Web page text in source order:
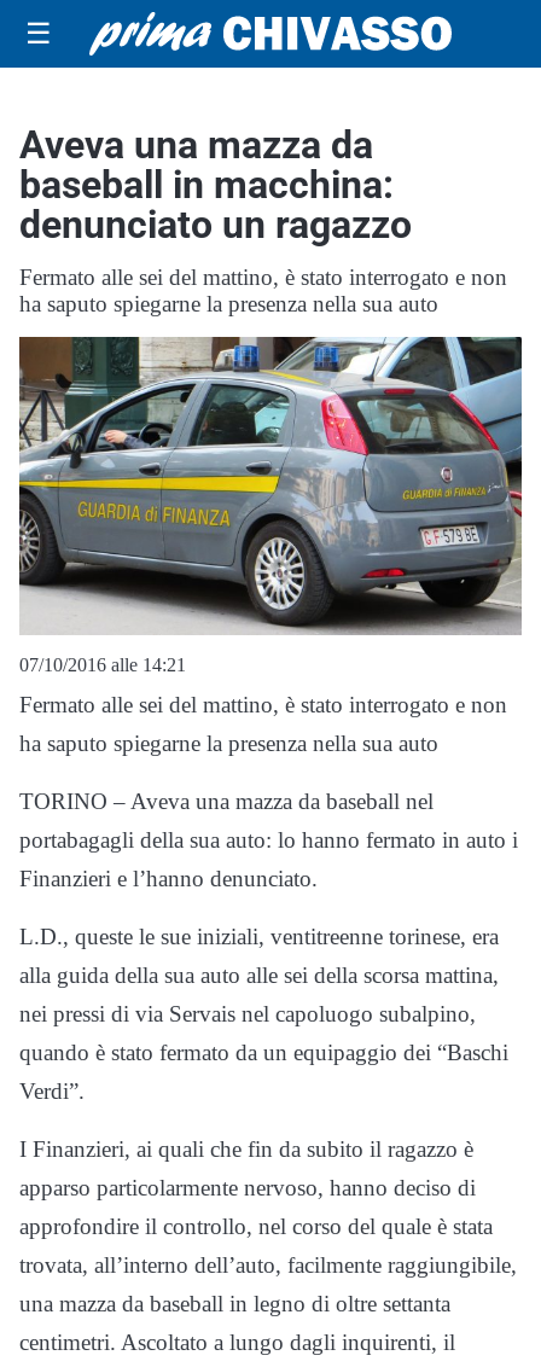
☰
Aveva una mazza da
baseball in macchina:
denunciato un ragazzo
Fermato alle sei del mattino, è stato interrogato e non
ha saputo spiegarne la presenza nella sua auto
07/10/2016 alle 14:21
Fermato alle sei del mattino, è stato interrogato e non
ha saputo spiegarne la presenza nella sua auto
TORINO – Aveva una mazza da baseball nel
portabagagli della sua auto: lo hanno fermato in auto i
Finanzieri e l’hanno denunciato.
L.D., queste le sue iniziali, ventitreenne torinese, era
alla guida della sua auto alle sei della scorsa mattina,
nei pressi di via Servais nel capoluogo subalpino,
quando è stato fermato da un equipaggio dei “Baschi
Verdi”.
I Finanzieri, ai quali che fin da subito il ragazzo è
apparso particolarmente nervoso, hanno deciso di
approfondire il controllo, nel corso del quale è stata
trovata, all’interno dell’auto, facilmente raggiungibile,
una mazza da baseball in legno di oltre settanta
centimetri. Ascoltato a lungo dagli inquirenti, il